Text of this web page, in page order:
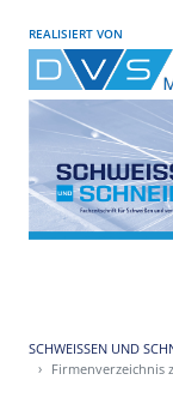
REALISIERT VON
SCHWEISSEN UND
Firmenverzeichnis